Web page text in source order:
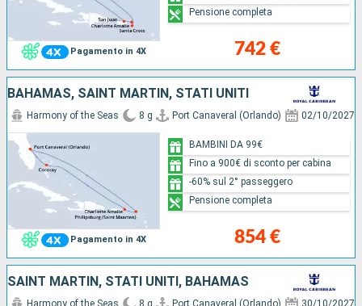
Pagamento in 4X 742 €
Pensione completa
BAHAMAS, SAINT MARTIN, STATI UNITI
Pagamento in 4X
Harmony of the Seas 8 g Port Canaveral (Orlando) 02/10/2027
854 €
BAMBINI DA 99€
Fino a 900€ di sconto per cabina
-60% sul 2° passeggero
Pensione completa
SAINT MARTIN, STATI UNITI, BAHAMAS